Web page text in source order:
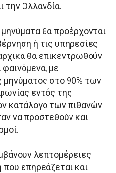
την Ολλανδία.
θα προέρχονται
ή τις υπηρεσίες
θα επικεντρωθούν
φαινόμενα, με
στο 90% των
εντός της
κατάλογο των πιθανών
να προστεθούν και
λεπτομέρειες
που επηρεάζεται και